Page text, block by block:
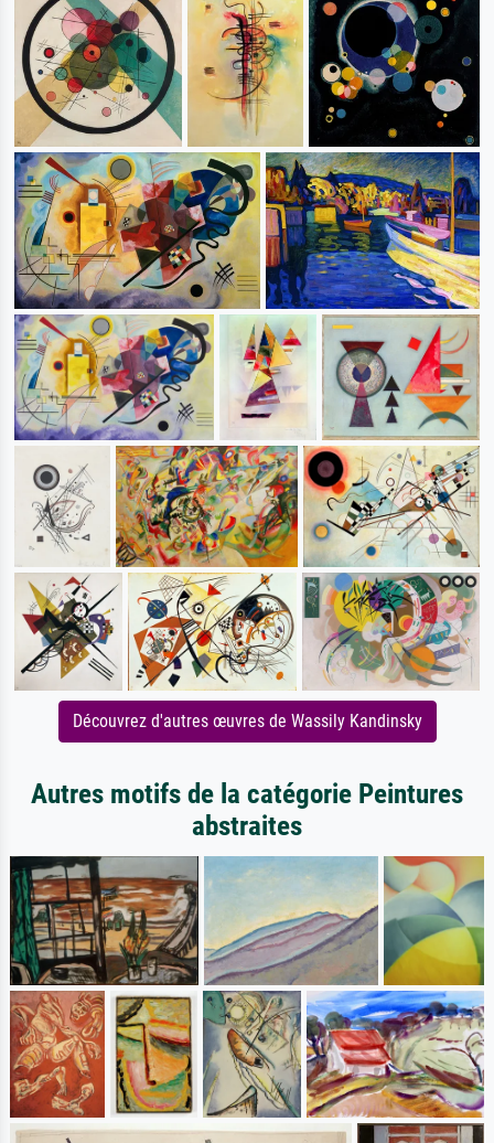
Découvrez d'autres œuvres de Wassily Kandinsky
Autres motifs de la catégorie Peintures
abstraites